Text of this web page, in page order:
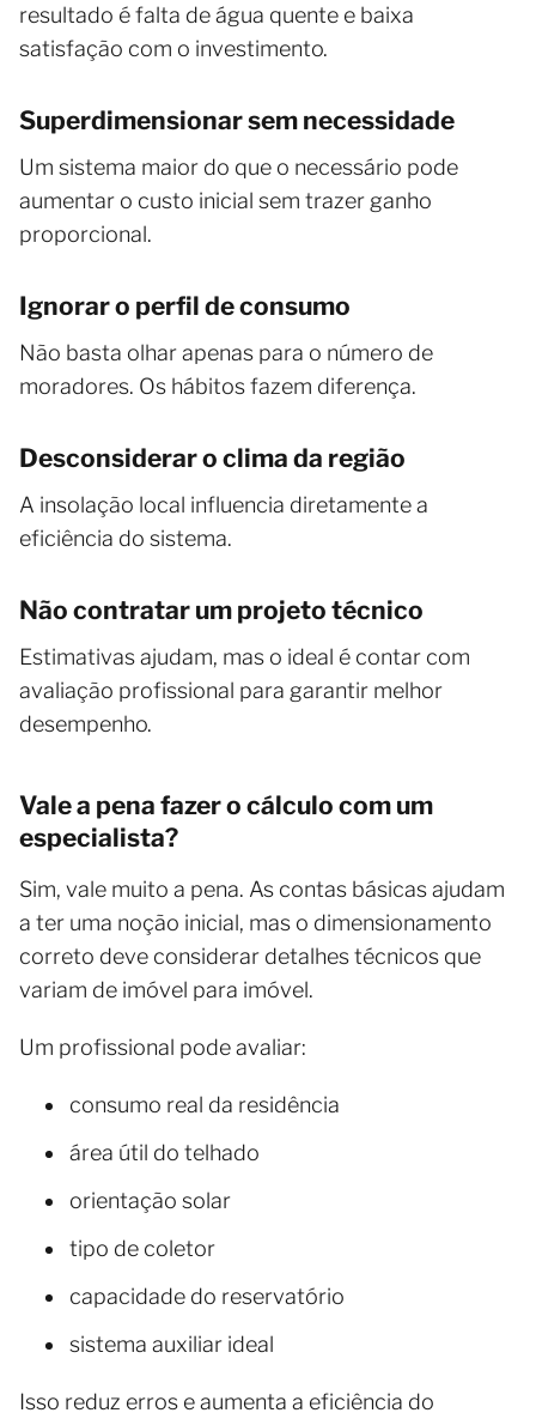
resultado é falta de água quente e baixa
satisfação com o investimento.
Superdimensionar sem necessidade
Um sistema maior do que o necessário pode
aumentar o custo inicial sem trazer ganho
proporcional.
Ignorar o perfil de consumo
Não basta olhar apenas para o número de
moradores. Os hábitos fazem diferença.
Desconsiderar o clima da região
A insolação local influencia diretamente a
eficiência do sistema.
Não contratar um projeto técnico
Estimativas ajudam, mas o ideal é contar com
avaliação profissional para garantir melhor
desempenho.
Vale a pena fazer o cálculo com um
especialista?
Sim, vale muito a pena. As contas básicas ajudam
a ter uma noção inicial, mas o dimensionamento
correto deve considerar detalhes técnicos que
variam de imóvel para imóvel.
Um profissional pode avaliar:
consumo real da residência
área útil do telhado
orientação solar
tipo de coletor
capacidade do reservatório
sistema auxiliar ideal
Isso reduz erros e aumenta a eficiência do